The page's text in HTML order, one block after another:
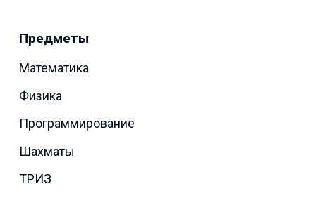
Предметы
Математика
Физика
Программирование
Шахматы
ТРИЗ